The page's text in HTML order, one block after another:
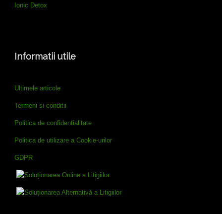
Ionic Detox
Informatii utile
Ultimele articole
Termeni si conditii
Politica de confidentialitate
Politica de utilizare a Cookie-urilor
GDPR